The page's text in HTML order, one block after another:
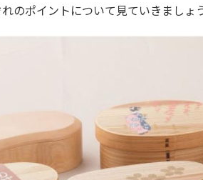
のポイントについて見ていきましょう